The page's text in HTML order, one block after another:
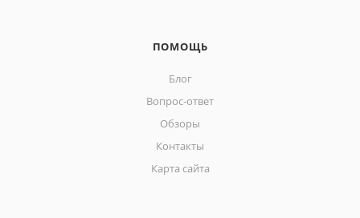
ПОМОЩЬ
Блог
Вопрос-ответ
Обзоры
Контакты
Карта сайта